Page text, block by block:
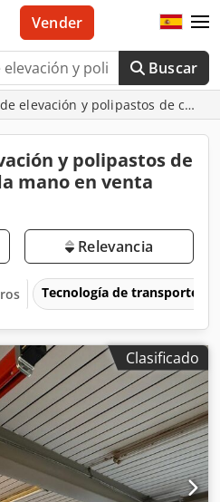
Buscar
Vender
elevación y polipastos de
y polipastos de
mano en venta
Relevancia
Tecnología de transporte
Clasificado